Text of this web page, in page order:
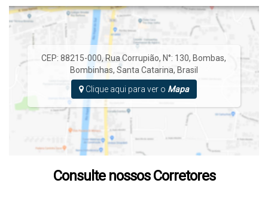
CEP: 88215-000, Rua Corrupião, N°: 130, Bombas,
Bombinhas, Santa Catarina, Brasil
Clique aqui para ver o Mapa
Consulte nossos Corretores